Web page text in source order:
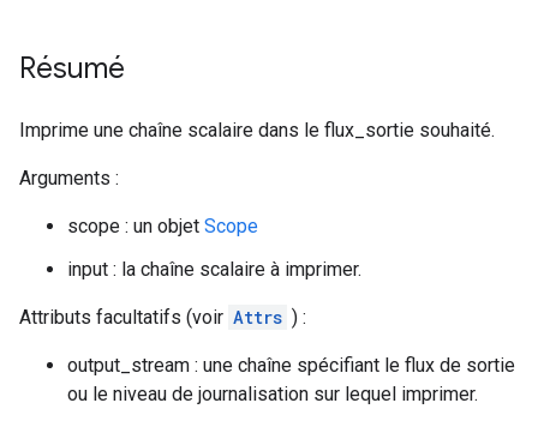
Résumé
Imprime une chaîne scalaire dans le flux_sortie souhaité.
Arguments :
scope : un objet Scope
input : la chaîne scalaire à imprimer.
Attributs facultatifs (voir Attrs ) :
output_stream : une chaîne spécifiant le flux de sortie
ou le niveau de journalisation sur lequel imprimer.